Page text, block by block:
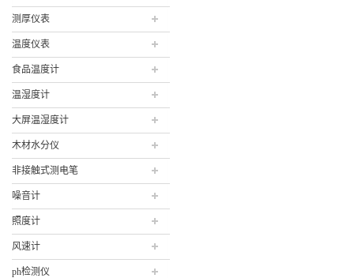
测厚仪表
温度仪表
食品温度计
温湿度计
大屏温湿度计
木材水分仪
非接触式测电笔
噪音计
照度计
风速计
ph检测仪